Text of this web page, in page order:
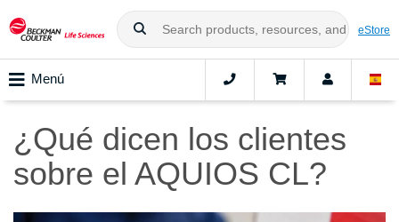
eStore
Menú
¿Qué dicen los clientes
sobre el AQUIOS CL?